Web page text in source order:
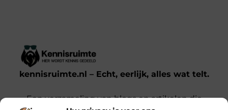
kennisruimte.nl – Echt, eerlijk, alles wat telt.
Een verzameling van blogs en artikelen die